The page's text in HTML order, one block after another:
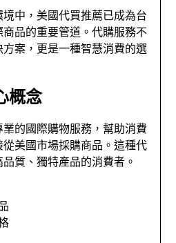
中，美國代買推薦已成為台
品的重要管道。代購服務不
案，更是一種智慧消費的選
概念
的國際購物服務，幫助消費
美國市場採購商品。這種代
質、獨特產品的消費者。